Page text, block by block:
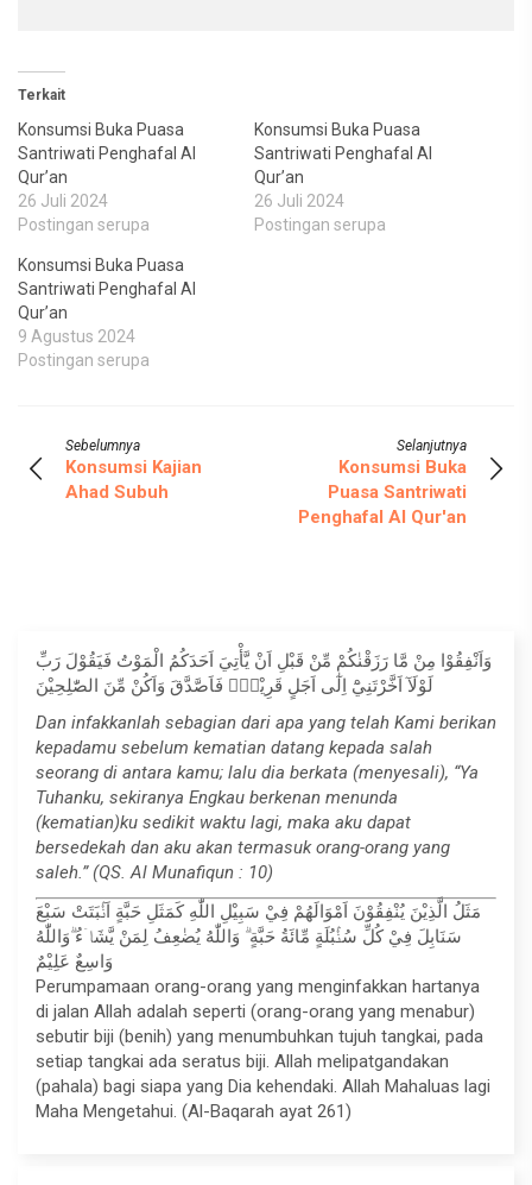
Terkait
Konsumsi Buka Puasa
Santriwati Penghafal Al
Qur’an
26 Juli 2024
Postingan serupa
Konsumsi Buka Puasa
Santriwati Penghafal Al
Qur’an
26 Juli 2024
Postingan serupa
Konsumsi Buka Puasa
Santriwati Penghafal Al
Qur’an
9 Agustus 2024
Postingan serupa
Sebelumnya
Konsumsi Kajian
Ahad Subuh
Selanjutnya
Konsumsi Buka
Puasa Santriwati
Penghafal Al Qur'an
وَاَنْفِقُوْا مِنْ مَّا رَزَقْنٰكُمْ مِّنْ قَبْلِ اَنْ يَّأْتِيَ اَحَدَكُمُ الْمَوْتُ فَيَقُوْلَ رَبِّ
لَوْلَآ اَخَّرْتَنِيْٓ اِلٰٓى اَجَلٍ قَرِيْبٍۚ فَاَصَّدَّقَ وَاَكُنْ مِّنَ الصّٰلِحِيْنَ
Dan infakkanlah sebagian dari apa yang telah Kami berikan
kepadamu sebelum kematian datang kepada salah
seorang di antara kamu; lalu dia berkata (menyesali), “Ya
Tuhanku, sekiranya Engkau berkenan menunda
(kematian)ku sedikit waktu lagi, maka aku dapat
bersedekah dan aku akan termasuk orang-orang yang
saleh.” (QS. Al Munafiqun : 10)
مَثَلُ الَّذِيْنَ يُنْفِقُوْنَ اَمْوَالَهُمْ فِيْ سَبِيْلِ اللّٰهِ كَمَثَلِ حَبَّةٍ اَنْۢبَتَتْ سَبْعَ
سَنَابِلَ فِيْ كُلِّ سُنْۢبُلَةٍ مِّائَةُ حَبَّةٍ ۗ وَاللّٰهُ يُضٰعِفُ لِمَنْ يَّشَاۤءُ ۗوَاللّٰهُ
وَاسِعٌ عَلِيْمٌ
Perumpamaan orang-orang yang menginfakkan hartanya
di jalan Allah adalah seperti (orang-orang yang menabur)
sebutir biji (benih) yang menumbuhkan tujuh tangkai, pada
setiap tangkai ada seratus biji. Allah melipatgandakan
(pahala) bagi siapa yang Dia kehendaki. Allah Mahaluas lagi
Maha Mengetahui. (Al-Baqarah ayat 261)